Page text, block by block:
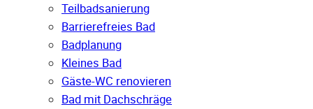
Teilbadsanierung
Barrierefreies Bad
Badplanung
Kleines Bad
Gäste-WC renovieren
Bad mit Dachschräge